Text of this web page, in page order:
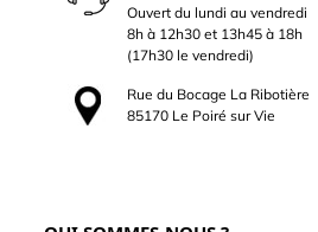
Ouvert du lundi au vendredi
8h à 12h30 et 13h45 à 18h
(17h30 le vendredi)
Rue du Bocage La Ribotière
85170 Le Poiré sur Vie